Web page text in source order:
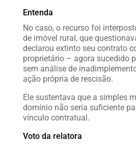
Entenda
No caso, o recurso foi
de imóvel rural, que
declarou extinto seu contrato
proprietário – agora sucedido
sem análise de
ação própria de rescisão.
Ele sustentava que a simples
domínio não seria suficiente
vínculo contratual.
Voto da relatora